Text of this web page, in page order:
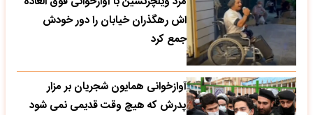
اش رهگذران خیابان را دور خودش
جمع کرد
آوازخوانی همایون شجریان بر مزار
پدرش که هیچ وقت قدیمی نمی شود